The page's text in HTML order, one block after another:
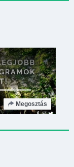
Megosztás